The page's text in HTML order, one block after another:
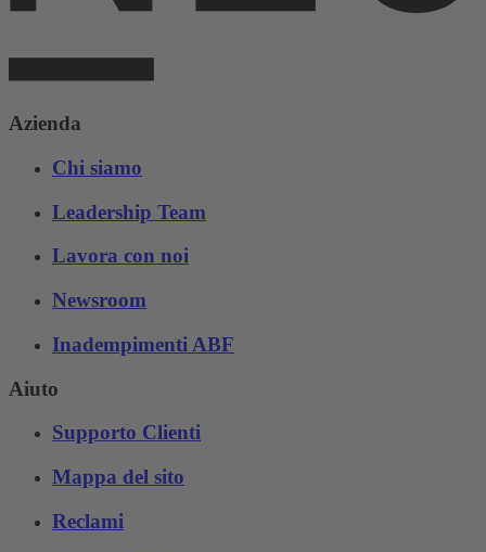
Azienda
Chi siamo
Leadership Team
Lavora con noi
Newsroom
Inadempimenti ABF
Aiuto
Supporto Clienti
Mappa del sito
Reclami